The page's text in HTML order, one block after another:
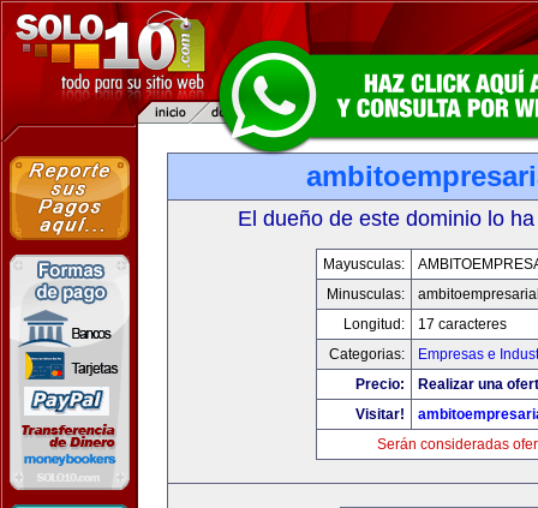
El dueño de este dominio lo
Mayusculas:
Minusculas:
Longitud:
17 caracteres
Categorias:
Empresas e
Precio:
Realizar una
Visitar!
Serán consideradas